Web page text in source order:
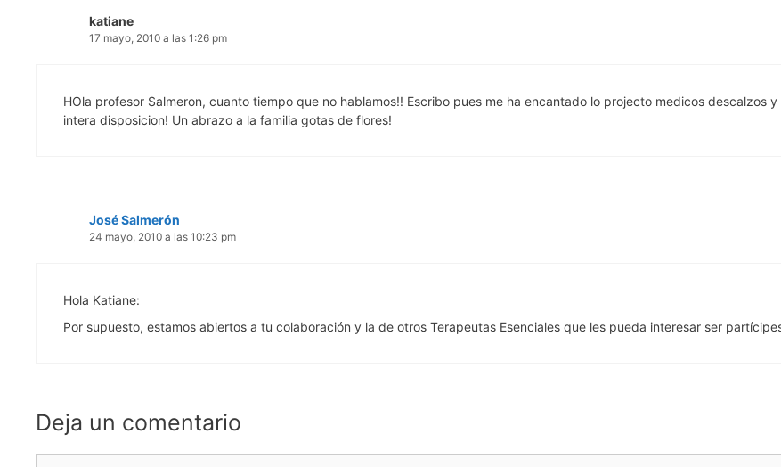
katiane
17 mayo, 2010 a las 1:26 pm
HOla profesor Salmeron, cuanto tiempo que no hablamos!! Escribo pues me ha encantado lo projecto medicos descalzos
intera disposicion! Un abrazo a la familia gotas de flores!
José Salmerón
24 mayo, 2010 a las 10:23 pm
Hola Katiane:
Por supuesto, estamos abiertos a tu colaboración y la de otros Terapeutas Esenciales que les pueda interesar ser
Deja un comentario